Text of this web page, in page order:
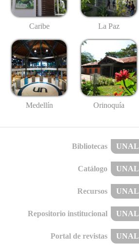
Caribe La Paz
Medellín Orinoquía
Bibliotecas UNAL
Catálogo UNAL
Recursos UNAL
Repositorio institucional UNAL
Portal de revistas UNAL